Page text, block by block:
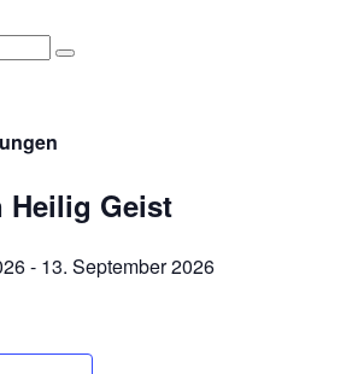
Heilig Geist
- 13. September 2026